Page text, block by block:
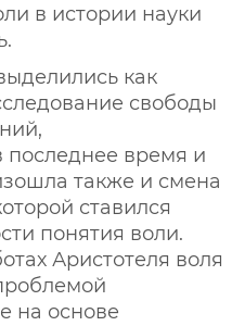
в истории науки
как
свободы
последнее время и
также и смена
ставился
понятия воли.
Аристотеля воля
на основе